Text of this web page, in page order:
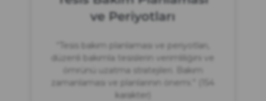
ve Periyotları
“Tesis bakım planlaması ve periyotları,
düzenli bakımla tesislerin verimliliğini ve
ömrünü uzatma stratejileri. Bakım
zamanlaması ve planlarının önemi.” (154
karakter)